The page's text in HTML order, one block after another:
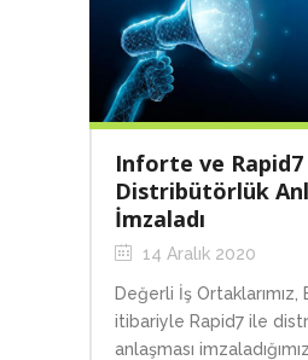
Inforte ve Rapid7
Distribütörlük
İmzaladı
14 Aralık 2020
Değerli İş Ortaklarımız,
itibariyle Rapid7 ile
anlaşması